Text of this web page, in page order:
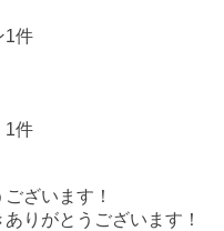
件
件
ざいます！
りがとうございます！